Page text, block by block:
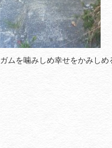
ガムを噛みしめ幸せをかみしめ